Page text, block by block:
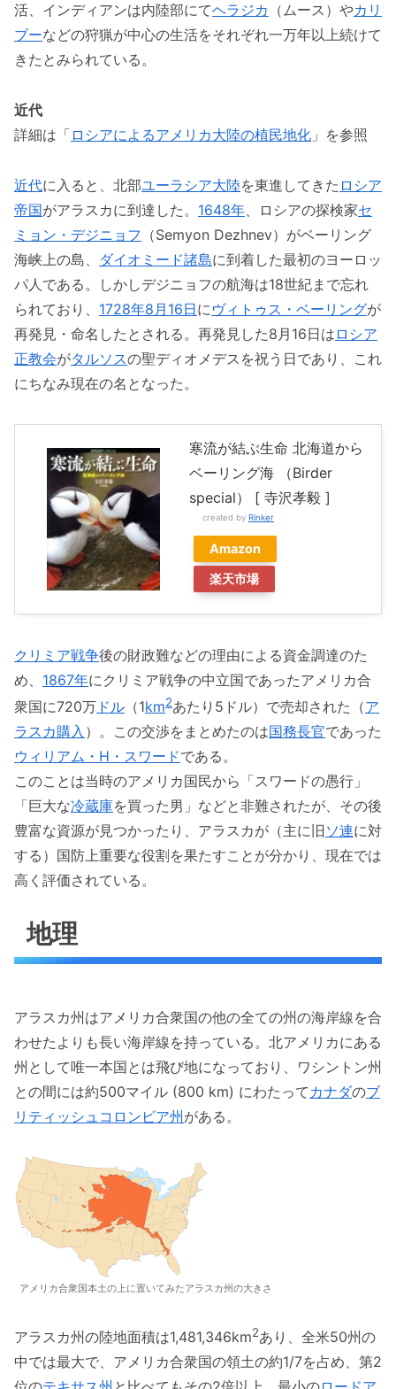
活、インディアンは内陸部にてヘラジカ （ムース）やカリ
ブーなどの狩猟が中心の生活をそれぞれ一万年以上続けて
きたとみられている。
近代
詳細は「 ロシアによるアメリカ大陸の植民地化 」を参照
近代に入ると、北部ユーラシア大陸を東進してきた ロシア
帝国がアラスカに到達した。 1648年 、ロシアの探検家セ
ミョン・デジニョフ （Semyon Dezhnev）がベーリング
海峡上の島、 ダイオミード諸島に到着した最初のヨーロッ
パ人である。しかしデジニョフの航海は18世紀まで忘れ
られており、 1728年8月16日に ヴィトゥス・ベーリングが
再発見・命名したとされる。再発見した8月16日は ロシア
正教会がタルソスの聖ディオメデスを祝う日であり、これ
にちなみ現在の名となった。
寒流が結ぶ生命 北海道から
ベーリング海 （Birder
special） [ 寺沢孝毅 ]
created by Rinker
Amazon
楽天市場
クリミア戦争後の財政難などの理由による資金調達のた
め、 1867年にクリミア戦争の中立国であったアメリカ合
衆国に720万 ドル （1km2あたり5ドル）で売却された（ア
ラスカ購入 ）。この交渉をまとめたのは国務長官であった
ウィリアム・H・スワードである。
このことは当時のアメリカ国民から「スワードの愚行」
「巨大な冷蔵庫を買った男」などと非難されたが、その後
豊富な資源が見つかったり、アラスカが（主に旧ソ連に対
する）国防上重要な役割を果たすことが分かり、現在では
高く評価されている。
地理
アラスカ州はアメリカ合衆国の他の全ての州の海岸線を合
わせたよりも長い海岸線を持っている。北アメリカにある
州として唯一本国とは飛び地になっており、ワシントン州
との間には約500マイル (800 km) にわたって カナダのブ
リティッシュコロンビア州 がある。
アメリカ合衆国本土の上に置いてみたアラスカ州の大きさ
アラスカ州の陸地面積は1,481,346km2あり、全米50州の
中では最大で、アメリカ合衆国の領土の約1/7を占め、第2